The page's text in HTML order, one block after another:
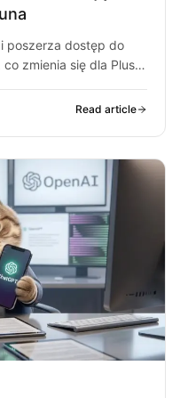
poszerza dostęp do
zmienia się dla Plus,
Read article